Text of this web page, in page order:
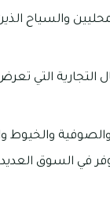
والسياح
التي
والخيوط
في السوق